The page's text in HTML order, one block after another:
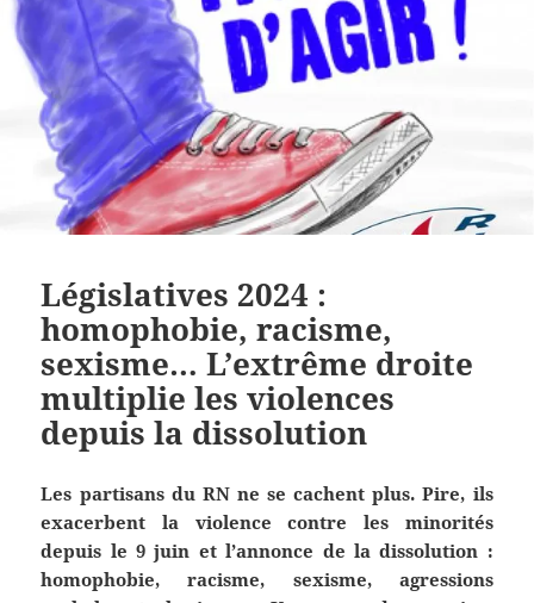
Législatives 2024 :
homophobie, racisme,
sexisme… L’extrême droite
multiplie les violences
depuis la dissolution
Les partisans du RN ne se cachent plus. Pire, ils
exacerbent la violence contre les minorités
depuis le 9 juin et l’annonce de la dissolution :
homophobie, racisme, sexisme, agressions